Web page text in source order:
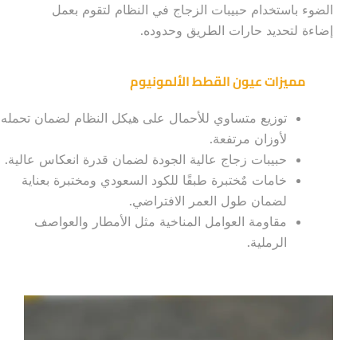
الضوء باستخدام حبيبات الزجاج في النظام لتقوم بعمل
إضاءة لتحديد حارات الطريق وحدوده.
مميزات عيون القطط الألمونيوم
توزيع متساوي للأحمال على هيكل النظام لضمان تحمله
لأوزان مرتفعة.
حبيبات زجاج عالية الجودة لضمان قدرة انعكاس عالية.
خامات مٌختبرة طبقًا للكود السعودي ومختبرة بعناية
لضمان طول العمر الافتراضي.
مقاومة العوامل المناخية مثل الأمطار والعواصف
الرملية.